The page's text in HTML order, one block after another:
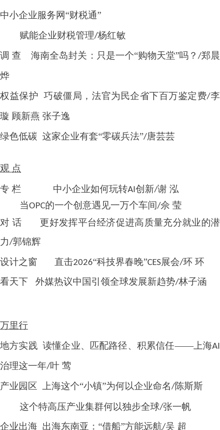
中小企业服务网“财税通”
赋能企业财税管理/杨红敏
调 查 海南全岛封关：只是一个“购物天堂”吗？ /郑晨
烨
权益保护 巧破僵局，法官为民企省下百万鉴定费/李
璇 顾新燕 张子逸
绿色低碳 这家企业有套“零碳兵法”/唐芸芸
观 点
专 栏 中小企业如何玩转AI创新/谢 泓
当OPC的一个创意遇见一万个车间/佘 莹
对 话
更好发挥平台经济促进高质量充分就业的潜
力/郭锦辉
设计之窗
直击2026“科技界春晚”CES展会/环 环
看天下
外媒热议中国引领全球发展新趋势/林子涵
万里行
地方实践 读懂企业、匹配路径、积累信任——上海AI
治理这一年/叶 莺
产业园区
上海这个“小镇”为何以企业命名/陈斯斯
这个特高压产业集群何以独步全球/张一帆
企业出海 出海东南亚： “借船”方能远航/吴 超